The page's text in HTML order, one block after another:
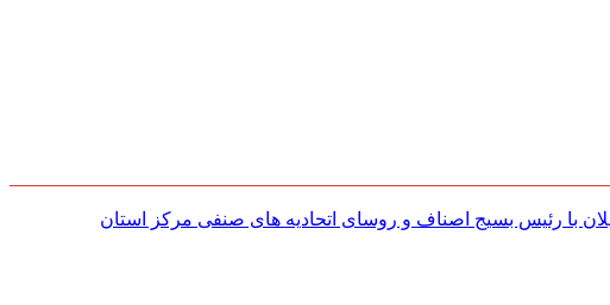
با رئیس بسیج اصناف و روسای اتحادیه های صنفی مركز استان